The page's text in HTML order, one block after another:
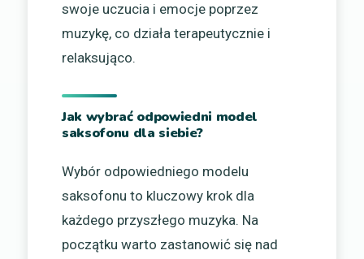
swoje uczucia i emocje poprzez
muzykę, co działa terapeutycznie i
relaksująco.
Jak wybrać odpowiedni model
saksofonu dla siebie?
Wybór odpowiedniego modelu
saksofonu to kluczowy krok dla
każdego przyszłego muzyka. Na
początku warto zastanowić się nad